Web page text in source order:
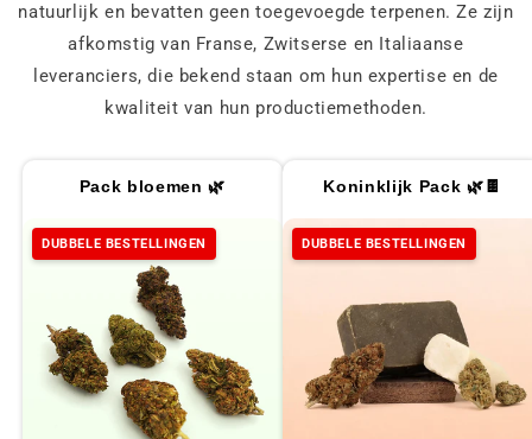
natuurlijk en bevatten geen toegevoegde terpenen. Ze zijn
afkomstig van Franse, Zwitserse en Italiaanse
leveranciers, die bekend staan om hun expertise en de
kwaliteit van hun productiemethoden.
Pack bloemen 🌿
DUBBELE BESTELLINGEN
Koninklijk Pack 🌿🍫
DUBBELE BESTELLINGEN